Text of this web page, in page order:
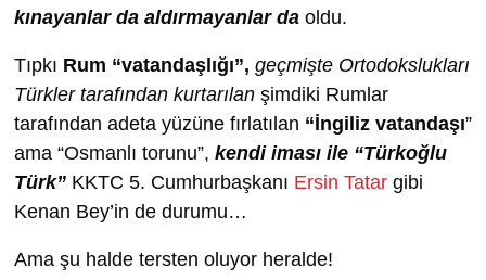
kınayanlar da aldırmayanlar da oldu.
Tıpkı Rum “vatandaşlığı”, geçmişte Ortodokslukları
Türkler tarafından kurtarılan şimdiki Rumlar
tarafından adeta yüzüne fırlatılan “İngiliz vatandaşı”
ama “Osmanlı torunu”, kendi iması ile “Türkoğlu
Türk” KKTC 5. Cumhurbaşkanı Ersin Tatar gibi
Kenan Bey’in de durumu…
Ama şu halde tersten oluyor heralde!